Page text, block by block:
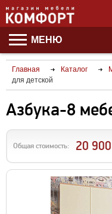
МЕНЮ
Главная Каталог
для детской
Азбука-8
Общая стоимость: 20 900